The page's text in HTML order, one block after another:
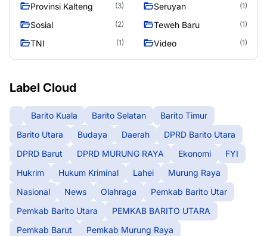
Provinsi Kalteng (3) Seruyan (1)
Sosial (2) Teweh Baru (1)
TNI (1) Video (1)
Label Cloud
Barito Kuala Barito Selatan
Barito Timur
Barito Utara
Budaya Daerah
DPRD Barito Utara
DPRD Barut
DPRD MURUNG RAYA Ekonomi
FYI
Hukrim
Hukum Kriminal Lahei
Murung Raya
Nasional
News Olahraga
Pemkab Barito Utar
Pemkab Barito Utara
PEMKAB BARITO UTARA
Pemkab Barut
Pemkab Murung Raya